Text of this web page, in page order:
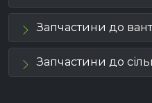
Запчастини до
Запчастини до